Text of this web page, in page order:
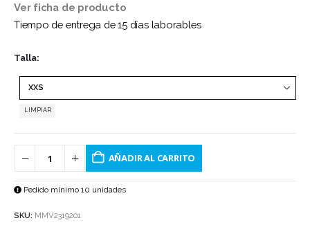
Ver ficha de producto
Tiempo de entrega de 15 días laborables
Talla
LIMPIAR
AÑADIR AL CARRITO
Pedido mínimo 10 unidades
SKU: MMV2319201